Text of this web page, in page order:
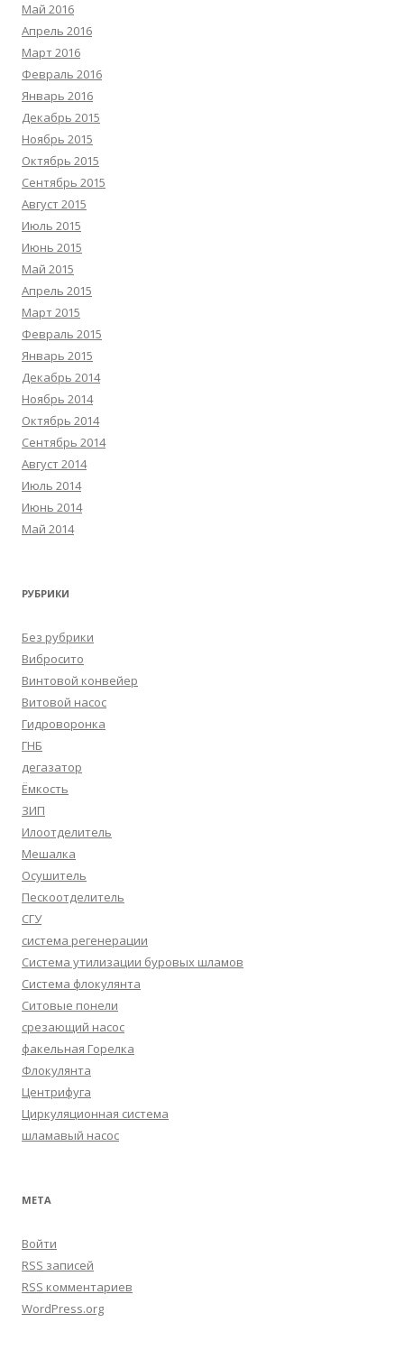
Май 2016
Апрель 2016
Март 2016
Февраль 2016
Январь 2016
Декабрь 2015
Ноябрь 2015
Октябрь 2015
Сентябрь 2015
Август 2015
Июль 2015
Июнь 2015
Май 2015
Апрель 2015
Март 2015
Февраль 2015
Январь 2015
Декабрь 2014
Ноябрь 2014
Октябрь 2014
Сентябрь 2014
Август 2014
Июль 2014
Июнь 2014
Май 2014
РУБРИКИ
Без рубрики
Вибросито
Винтовой конвейер
Витовой насос
Гидроворонка
ГНБ
дегазатор
Ёмкость
ЗИП
Илоотделитель
Мешалка
Осушитель
Пескоотделитель
СГУ
система регенерации
Система утилизации буровых шламов
Система флокулянта
Ситовые понели
срезающий насос
факельная Горелка
Флокулянта
Центрифуга
Циркуляционная система
шламавый насос
МЕТА
Войти
RSS записей
RSS комментариев
WordPress.org